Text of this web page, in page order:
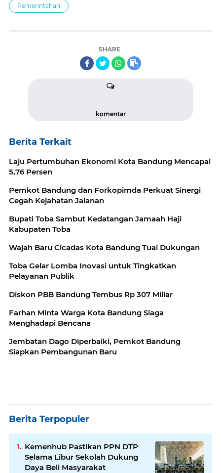
Pemerintahan
SHARE
komentar
Berita Terkait
Laju Pertumbuhan Ekonomi Kota Bandung Mencapai
5,76 Persen
Pemkot Bandung dan Forkopimda Perkuat Sinergi
Cegah Kejahatan Jalanan
Bupati Toba Sambut Kedatangan Jamaah Haji
Kabupaten Toba
Wajah Baru Cicadas Kota Bandung Tuai Dukungan
Toba Gelar Lomba Inovasi untuk Tingkatkan
Pelayanan Publik
Diskon PBB Bandung Tembus Rp 307 Miliar
Farhan Minta Warga Kota Bandung Siaga
Menghadapi Bencana
Jembatan Dago Diperbaiki, Pemkot Bandung
Siapkan Pembangunan Baru
Berita Terpopuler
Kemenhub Pastikan PPN DTP
Selama Libur Sekolah Dukung
Daya Beli Masyarakat